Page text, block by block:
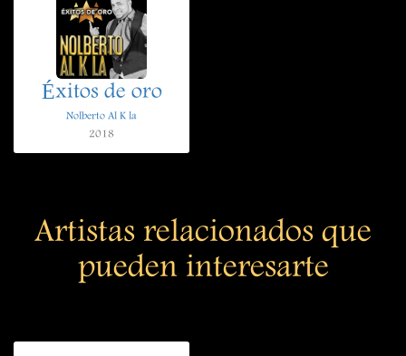
Éxitos de oro
Nolberto Al K la
2018
Artistas relacionados que
pueden interesarte